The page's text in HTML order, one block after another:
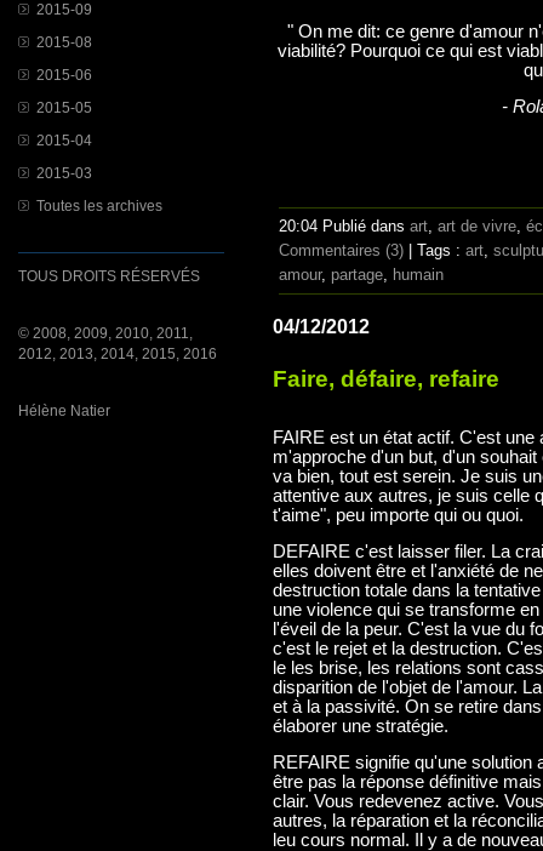
2015-09
2015-08
2015-06
2015-05
2015-04
2015-03
Toutes les archives
TOUS DROITS RÉSERVÉS
© 2008, 2009, 2010, 2011,
2012, 2013, 2014, 2015, 2016
Hélène Natier
" On me dit: ce genre d'amour
viabilité? Pourquoi ce qui est
-
20:04 Publié dans art art de vivre
Commentaires (3) | Tags : art
amour, partage humain
04/12/2012
Faire, défaire, refaire
FAIRE est un état actif. C'est
m'approche d'un but, d'un
va bien, tout est serein. Je suis
attentive aux autres, je suis celle
t'aime", peu importe qui ou quoi.
DEFAIRE c'est laisser filer. La
elles doivent être et l'anxiété de
destruction totale dans la
une violence qui se transforme
l'éveil de la peur. C'est la vue du
c'est le rejet et la destruction.
le les brise, les relations sont
disparition de l'objet de l'amour.
et à la passivité. On se retire
élaborer une stratégie.
REFAIRE signifie qu'une solution
être pas la réponse définitive
clair. Vous redevenez active.
autres, la réparation et la
leu cours normal. Il y a de